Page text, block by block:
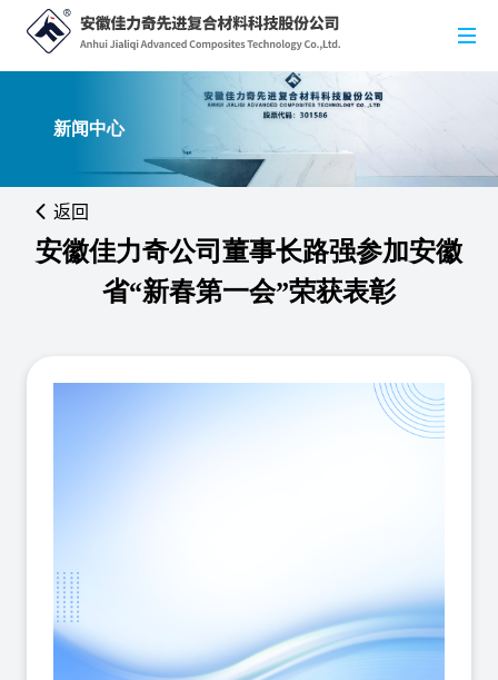
新闻中心
安徽佳力奇公司董事长路强参加安徽
省“新春第一会”荣获表彰
返回